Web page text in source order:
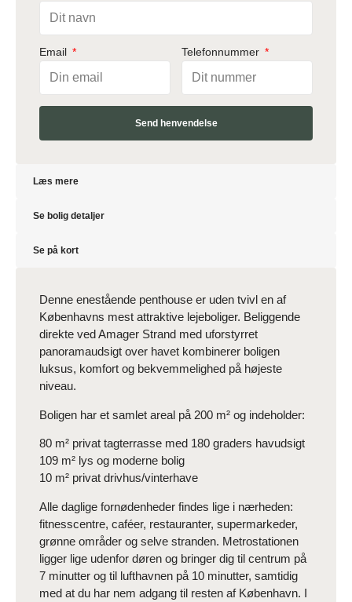
Email Telefonnummer
Send henvendelse
Læs mere
Se bolig detaljer
Se på kort
Denne enestående penthouse er uden tvivl en af
Københavns mest attraktive lejeboliger. Beliggende
direkte ved Amager Strand med uforstyrret
panoramaudsigt over havet kombinerer boligen
luksus, komfort og bekvemmelighed på højeste
niveau.
Boligen har et samlet areal på 200 m² og indeholder:
80 m² privat tagterrasse med 180 graders havudsigt
109 m² lys og moderne bolig
10 m² privat drivhus/vinterhave
Alle daglige fornødenheder findes lige i nærheden:
fitnesscentre, caféer, restauranter, supermarkeder,
grønne områder og selve stranden. Metrostationen
ligger lige udenfor døren og bringer dig til centrum på
7 minutter og til lufthavnen på 10 minutter, samtidig
med at du har nem adgang til resten af København. I